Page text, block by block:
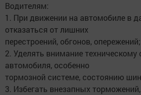
Водителям:
1. При движении на автомобиле в
отказаться от лишних
перестроений, обгонов, опережений;
2. Уделять внимание техническому
автомобиля, особенно
тормозной системе, состоянию
3. Избегать внезапных